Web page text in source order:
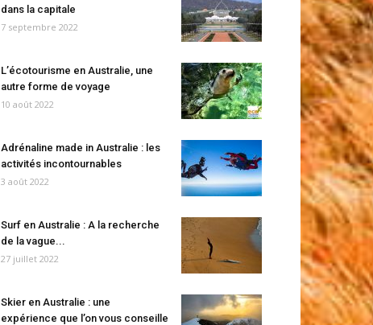
dans la capitale
7 septembre 2022
L’écotourisme en Australie, une
autre forme de voyage
10 août 2022
Adrénaline made in Australie : les
activités incontournables
3 août 2022
Surf en Australie : A la recherche
de la vague...
27 juillet 2022
Skier en Australie : une
expérience que l’on vous conseille